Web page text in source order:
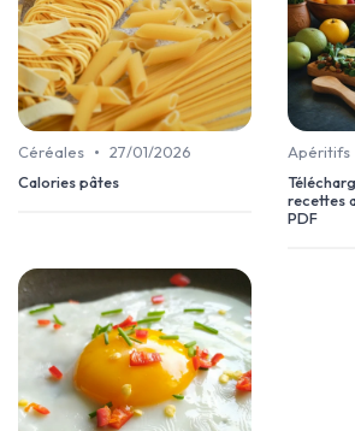
Céréales • 27/01/2026
Calories pâtes
Apéritifs
recettes
PDF